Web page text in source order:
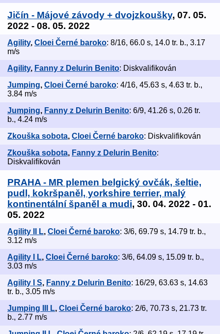
Jičín - Májové závody + dvojzkoušky, 07. 05.
2022 - 08. 05. 2022
Agility, Cloei Černé baroko: 8/16, 66.0 s, 14.0 tr. b., 3.17
m/s
Agility, Fanny z Delurin Benito: Diskvalifikován
Jumping, Cloei Černé baroko: 4/16, 45.63 s, 4.63 tr. b.,
3.84 m/s
Jumping, Fanny z Delurin Benito: 6/9, 41.26 s, 0.26 tr.
b., 4.24 m/s
Zkouška sobota, Cloei Černé baroko: Diskvalifikován
Zkouška sobota, Fanny z Delurin Benito:
Diskvalifikován
PRAHA - MR plemen belgický ovčák, šeltie,
pudl, kokršpaněl, yorkshire terrier, malý
kontinentální španěl a mudi, 30. 04. 2022 - 01.
05. 2022
Agility II L, Cloei Černé baroko: 3/6, 69.79 s, 14.79 tr. b.,
3.12 m/s
Agility I L, Cloei Černé baroko: 3/6, 64.09 s, 15.09 tr. b.,
3.03 m/s
Agility I S, Fanny z Delurin Benito: 16/29, 63.63 s, 14.63
tr. b., 3.05 m/s
Jumping III L, Cloei Černé baroko: 2/6, 70.73 s, 21.73 tr.
b., 2.77 m/s